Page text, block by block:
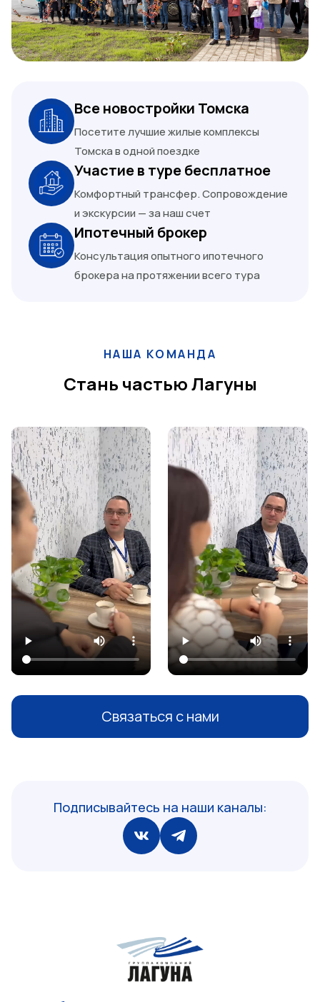
Все новостройки Томска
Посетите лучшие жилые комплексы
Томска в одной поездке
Участие в туре бесплатное
Комфортный трансфер. Сопровождение
и экскурсии — за наш счет
Ипотечный брокер
Консультация опытного ипотечного
брокера на протяжении всего тура
НАША КОМАНДА
Стань частью Лагуны
Связаться с нами
Подписывайтесь на наши каналы: